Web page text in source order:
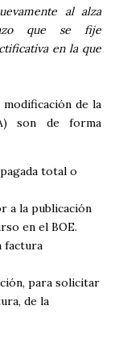
al alza
que se fije
en la que
de la
son de forma
total o
a la publicación
en el BOE.
factura
para solicitar
de la